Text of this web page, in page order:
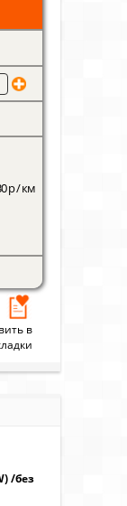
р / км
в
/без